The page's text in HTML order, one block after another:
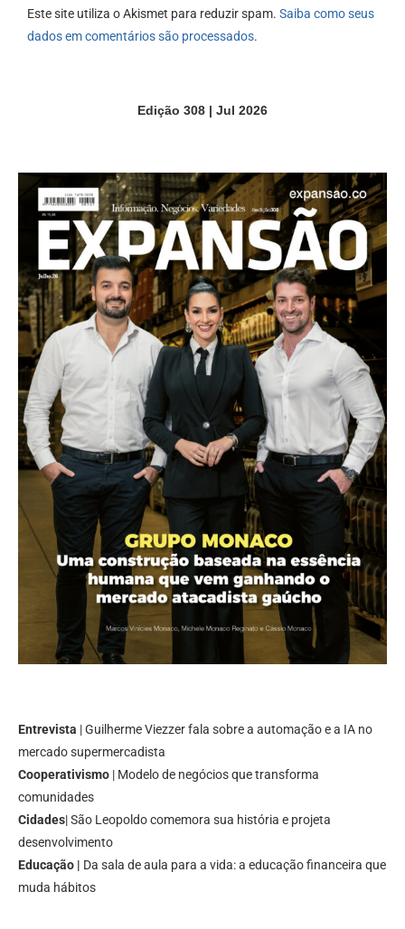
Este site utiliza o Akismet para reduzir spam. Saiba como seus
dados em comentários são processados.
Edição 308 | Jul 2026
Entrevista | Guilherme Viezzer fala sobre a automação e a IA no
mercado supermercadista
Cooperativismo | Modelo de negócios que transforma
comunidades
Cidades| São Leopoldo comemora sua história e projeta
desenvolvimento
Educação | Da sala de aula para a vida: a educação financeira que
muda hábitos